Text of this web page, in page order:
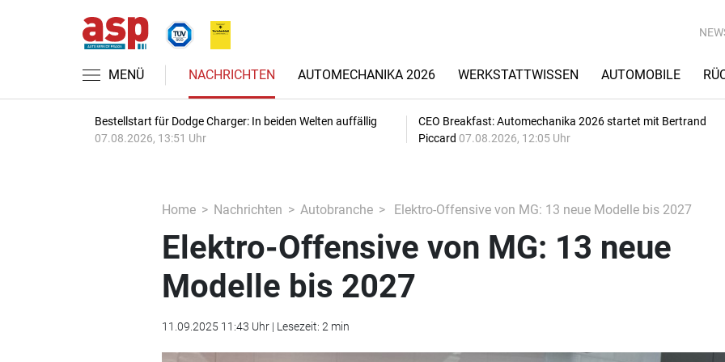
MENÜ NACHRICHTEN AUTOMECHANIKA 2026 WERKSTATTWISSEN AUTOMOBILE
Bestellstart für Dodge Charger: In beiden Welten auffällig
07.08.2026, 13:51 Uhr
CEO Breakfast: Automechanika 2026 startet mit Bertrand
Piccard 07.08.2026, 12:05 Uhr
Home Nachrichten Autobranche Elektro-Offensive von MG: 13 neue Modelle bis 2027
Elektro-Offensive von MG: 13 neue
Modelle bis 2027
11.09.2025 11:43 Uhr | Lesezeit: 2 min